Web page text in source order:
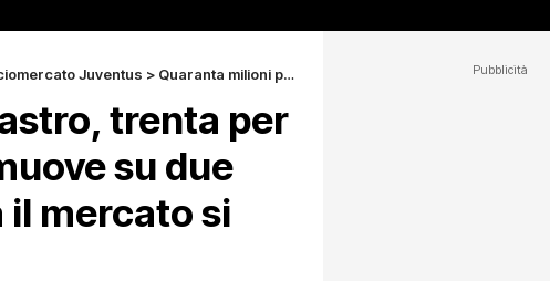
Juventus > Quaranta milioni per Castro, trenta per Garcia: la Juventus si muove su due giovani centravanti ma il mercato si complica
trenta per
su due
mercato si
Pubblicità